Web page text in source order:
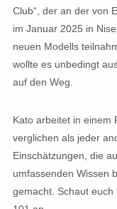
Club“, der an der von
im Januar 2025 in
neuen Modells
wollte es unbedingt
auf den Weg.
Kato arbeitet in einem
verglichen als jeder
Einschätzungen, die
umfassenden Wissen
gemacht. Schaut euch